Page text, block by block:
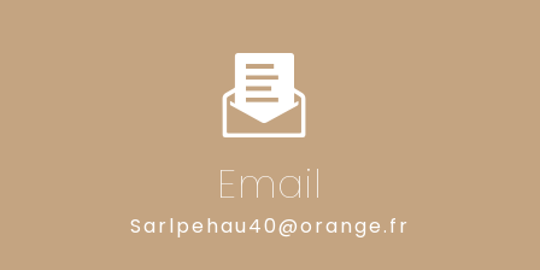
Email
sarlpehau40@orange.fr